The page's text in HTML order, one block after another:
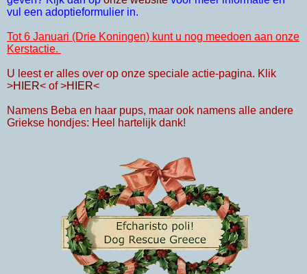
vul een adoptieformulier in.
Tot 6 Januari (Drie Koningen) kunt u nog meedoen aan onze
Kerstactie.
U leest er alles over op onze speciale actie-pagina. Klik
>HIER< of >HIER<
Namens Beba en haar pups, maar ook namens alle andere
Griekse hondjes: Heel hartelijk dank!